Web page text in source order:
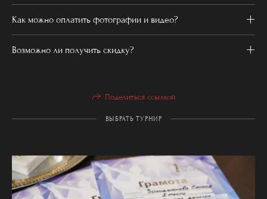
Как можно оплатить фотографии и видео?
Возможно ли получить скидку?
Поделиться ссылкой
ВЫБРАТЬ ТУРНИР